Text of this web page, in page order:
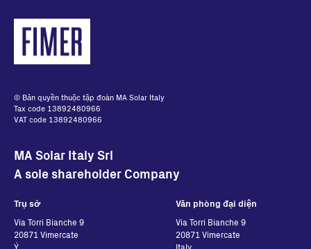
© Bản quyền thuộc tập đoàn MA Solar Italy
Tax code 13892480966
VAT code 13892480966
MA Solar Italy Srl
A sole shareholder Company
Trụ sở
Via Torri Bianche 9
20871 Vimercate
Văn phòng đại diện
Via Torri Bianche 9
20871 Vimercate